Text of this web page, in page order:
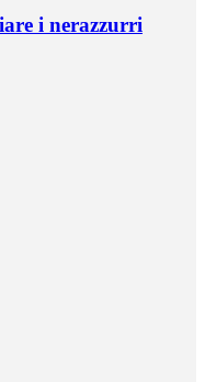
i nerazzurri